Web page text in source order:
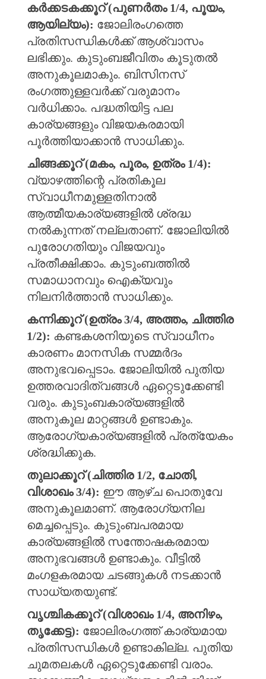
കർക്കടകക്കൂറ് (പുണർതം 1/4, പൂയം,
ആയില്യം): ജോലിരംഗത്തെ
പ്രതിസന്ധികൾക്ക് ആശ്വാസം
ലഭിക്കും. കുടുംബജീവിതം കൂടുതൽ
അനുകൂലമാകും. ബിസിനസ്
രംഗത്തുള്ളവർക്ക് വരുമാനം
വർധിക്കാം. പദ്ധതിയിട്ട പല
കാര്യങ്ങളും വിജയകരമായി
പൂർത്തിയാക്കാൻ സാധിക്കും.
ചിങ്ങക്കൂറ് (മകം, പൂരം, ഉത്രം 1/4):
വ്യാഴത്തിന്റെ പ്രതികൂല
സ്വാധീനമുള്ളതിനാൽ
ആത്മീയകാര്യങ്ങളിൽ ശ്രദ്ധ
നൽകുന്നത് നല്ലതാണ്. ജോലിയിൽ
പുരോഗതിയും വിജയവും
പ്രതീക്ഷിക്കാം. കുടുംബത്തിൽ
സമാധാനവും ഐക്യവും
നിലനിർത്താൻ സാധിക്കും.
കന്നിക്കൂറ് (ഉത്രം 3/4, അത്തം, ചിത്തിര
1/2): കണ്ടകശനിയുടെ സ്വാധീനം
കാരണം മാനസിക സമ്മർദം
അനുഭവപ്പെടാം. ജോലിയിൽ പുതിയ
ഉത്തരവാദിത്വങ്ങൾ ഏറ്റെടുക്കേണ്ടി
വരും. കുടുംബകാര്യങ്ങളിൽ
അനുകൂല മാറ്റങ്ങൾ ഉണ്ടാകും.
ആരോഗ്യകാര്യങ്ങളിൽ പ്രത്യേകം
ശ്രദ്ധിക്കുക.
തുലാക്കൂറ് (ചിത്തിര 1/2, ചോതി,
വിശാഖം 3/4): ഈ ആഴ്ച പൊതുവേ
അനുകൂലമാണ്. ആരോഗ്യനില
മെച്ചപ്പെടും. കുടുംബപരമായ
കാര്യങ്ങളിൽ സന്തോഷകരമായ
അനുഭവങ്ങൾ ഉണ്ടാകും. വീട്ടിൽ
മംഗളകരമായ ചടങ്ങുകൾ നടക്കാൻ
സാധ്യതയുണ്ട്.
വൃശ്ചികക്കൂറ് (വിശാഖം 1/4, അനിഴം,
തൃക്കേട്ട): ജോലിരംഗത്ത് കാര്യമായ
പ്രതിസന്ധികൾ ഉണ്ടാകില്ല. പുതിയ
ചുമതലകൾ ഏറ്റെടുക്കേണ്ടി വരാം.